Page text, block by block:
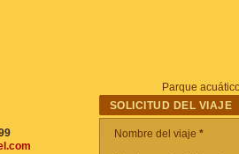
Parque
SOLICITUD DEL VIAJE
Nombre del viaje *